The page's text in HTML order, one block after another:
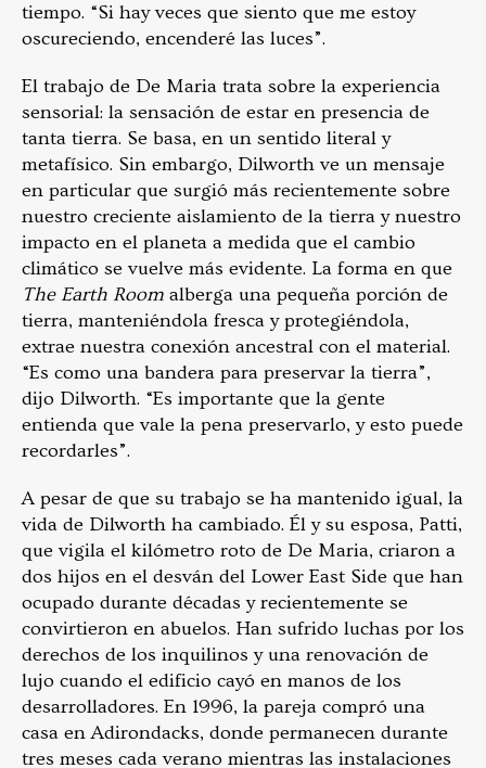
tiempo. “Si hay veces que siento que me estoy
oscureciendo, encenderé las luces”.
El trabajo de De Maria trata sobre la experiencia
sensorial: la sensación de estar en presencia de
tanta tierra. Se basa, en un sentido literal y
metafísico. Sin embargo, Dilworth ve un mensaje
en particular que surgió más recientemente sobre
nuestro creciente aislamiento de la tierra y nuestro
impacto en el planeta a medida que el cambio
climático se vuelve más evidente. La forma en que
The Earth Room alberga una pequeña porción de
tierra, manteniéndola fresca y protegiéndola,
extrae nuestra conexión ancestral con el material.
“Es como una bandera para preservar la tierra”,
dijo Dilworth. “Es importante que la gente
entienda que vale la pena preservarlo, y esto puede
recordarles”.
A pesar de que su trabajo se ha mantenido igual, la
vida de Dilworth ha cambiado. Él y su esposa, Patti,
que vigila el kilómetro roto de De Maria, criaron a
dos hijos en el desván del Lower East Side que han
ocupado durante décadas y recientemente se
convirtieron en abuelos. Han sufrido luchas por los
derechos de los inquilinos y una renovación de
lujo cuando el edificio cayó en manos de los
desarrolladores. En 1996, la pareja compró una
casa en Adirondacks, donde permanecen durante
tres meses cada verano mientras las instalaciones